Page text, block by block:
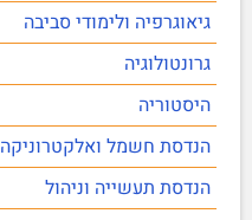
גיאוגרפיה ולימודי סביבה
גרונטולוגיה
היסטוריה
הנדסת חשמל ואלקטרוניקה
הנדסת תעשייה וניהול